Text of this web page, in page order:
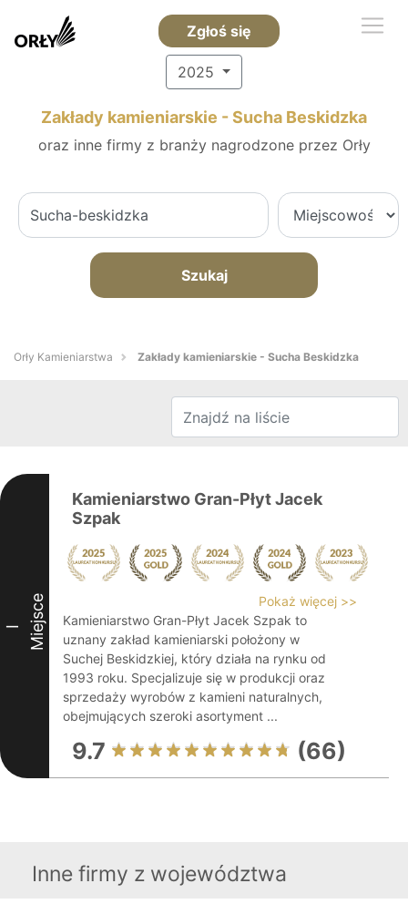
Zgłoś się
2025
Zakłady kamieniarskie - Sucha Beskidzka
oraz inne firmy z branży nagrodzone przez Orły
Szukaj
Orły Kamieniarstwa Zakłady kamieniarskie - Sucha Beskidzka
I Miejsce
Kamieniarstwo Gran-Płyt Jacek
Szpak
Pokaż więcej >>
Kamieniarstwo Gran-Płyt Jacek Szpak to
uznany zakład kamieniarski położony w
Suchej Beskidzkiej, który działa na rynku od
1993 roku. Specjalizuje się w produkcji oraz
sprzedaży wyrobów z kamieni naturalnych,
obejmujących szeroki asortyment ...
9.7 (66)
Inne firmy z województwa